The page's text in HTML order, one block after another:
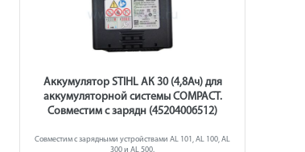
Аккумулятор STIHL AК 30 (4,8Ач) для
аккумуляторной системы COMPACT.
Совместим с зарядн (45204006512)
Совместим с зарядными устройствами AL 101, AL 100, AL
300 и AL 500.